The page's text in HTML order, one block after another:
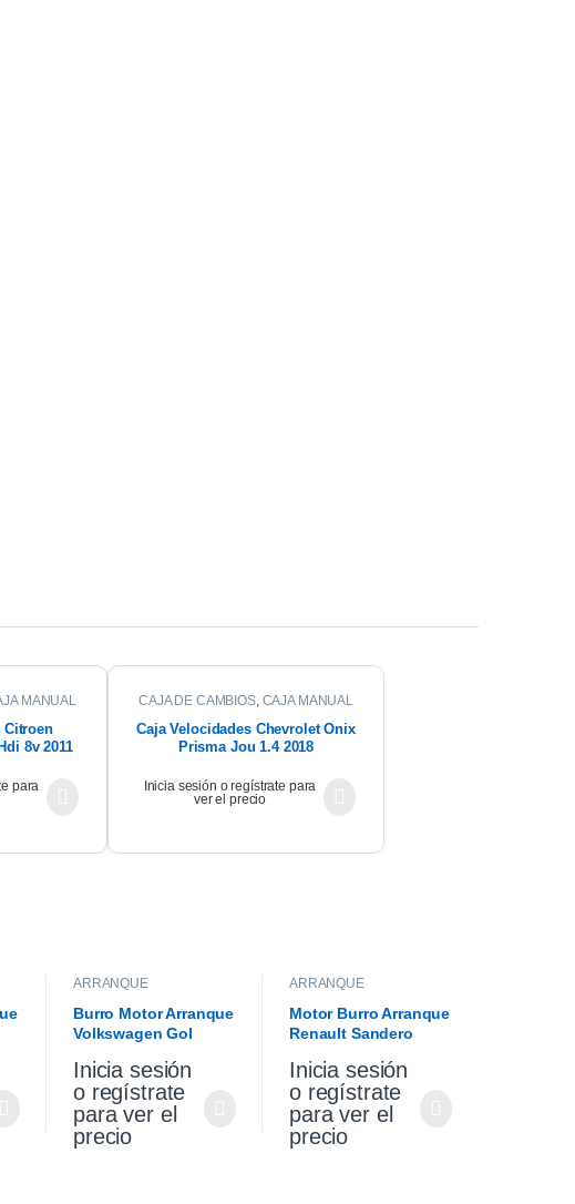
MANUAL
Citroen
8v 2011
para
CAJA DE CAMBIOS, CAJA MANUAL
Caja Velocidades Chevrolet Onix
Prisma Jou 1.4 2018
Inicia sesión o regístrate para
ver el precio
ARRANQUE
Burro Motor Arranque
Volkswagen Gol
Inicia sesión
o regístrate
para ver el
precio
ARRANQUE
Motor Burro Arranque
Renault Sandero
Inicia sesión
o regístrate
para ver el
precio